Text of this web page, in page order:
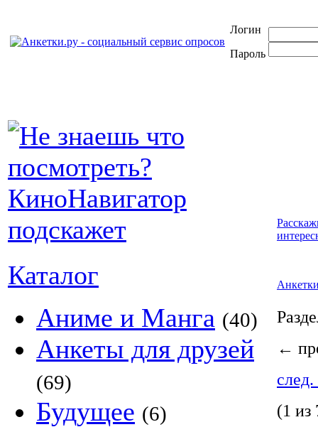
Логин
Пароль
Каталог
Аниме и Манга (40)
Анкеты для друзей
(69)
Будущее (6)
←
(1 из